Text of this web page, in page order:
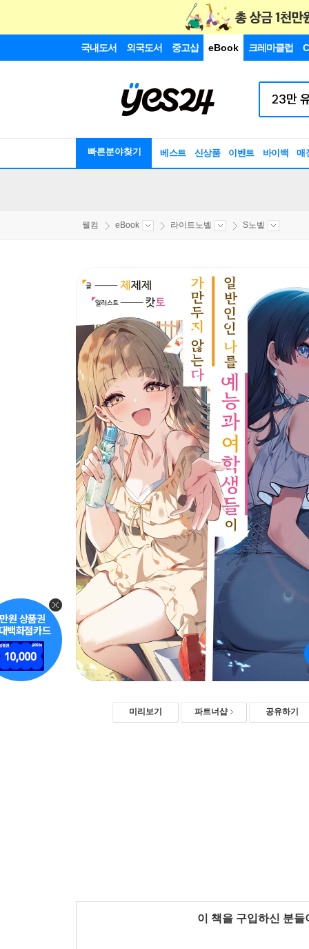
국내도서 외국도서 중고샵 eBook 크레마클럽
빠른분야찾기 베스트 신상품 이벤트 바이백 매
웰컴 eBook 라이트노벨 S노벨
미리보기 파트너샵 공유하기
이 책을 구입하신 분